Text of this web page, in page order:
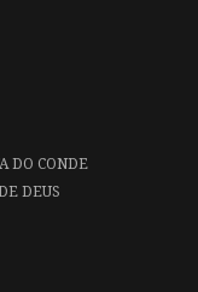
DO CONDE
DEUS